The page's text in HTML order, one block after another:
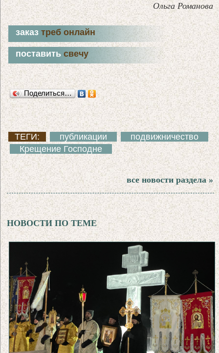
Ольга Романова
заказтреб онлайн
поставитьсвечу
Поделиться…
ТЕГИ: публикации
подвижничество
Крещение Господне
все новости раздела »
НОВОСТИ ПО ТЕМЕ